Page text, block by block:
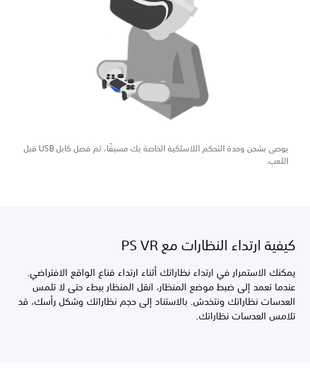
يوصى بشحن وحدة التحكم اللاسلكية الخاصة بك مسبقًا، ثم فصل كابل USB قبل
اللعب.
كيفية ارتداء النظارات مع PS VR
يمكنك الاستمرار في ارتداء نظاراتك أثناء ارتداء قناع الواقع الافتراضي.
عندما تعمد إلى ضبط موضع المنظار، انقل المنظار ببطء حتى لا تلمس
العدسات نظاراتك ونتخدش. بالاستناد إلى حجم نظاراتك وشكل رأسك، قد
تلامس العدسات نظاراتك.